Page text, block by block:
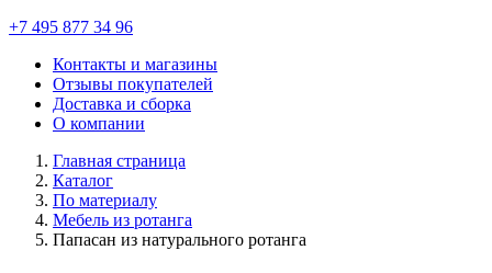
+7 495 877 34 96
Контакты и магазины
Отзывы покупателей
Доставка и сборка
О компании
Главная страница
Каталог
По материалу
Мебель из ротанга
Папасан из натурального ротанга